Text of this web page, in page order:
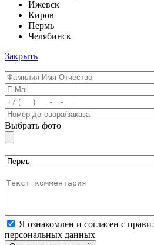
Ижевск
Киров
Пермь
Челябинск
Закрыть
Выбрать фото
Я ознакомлен и согласен с
персональных данных